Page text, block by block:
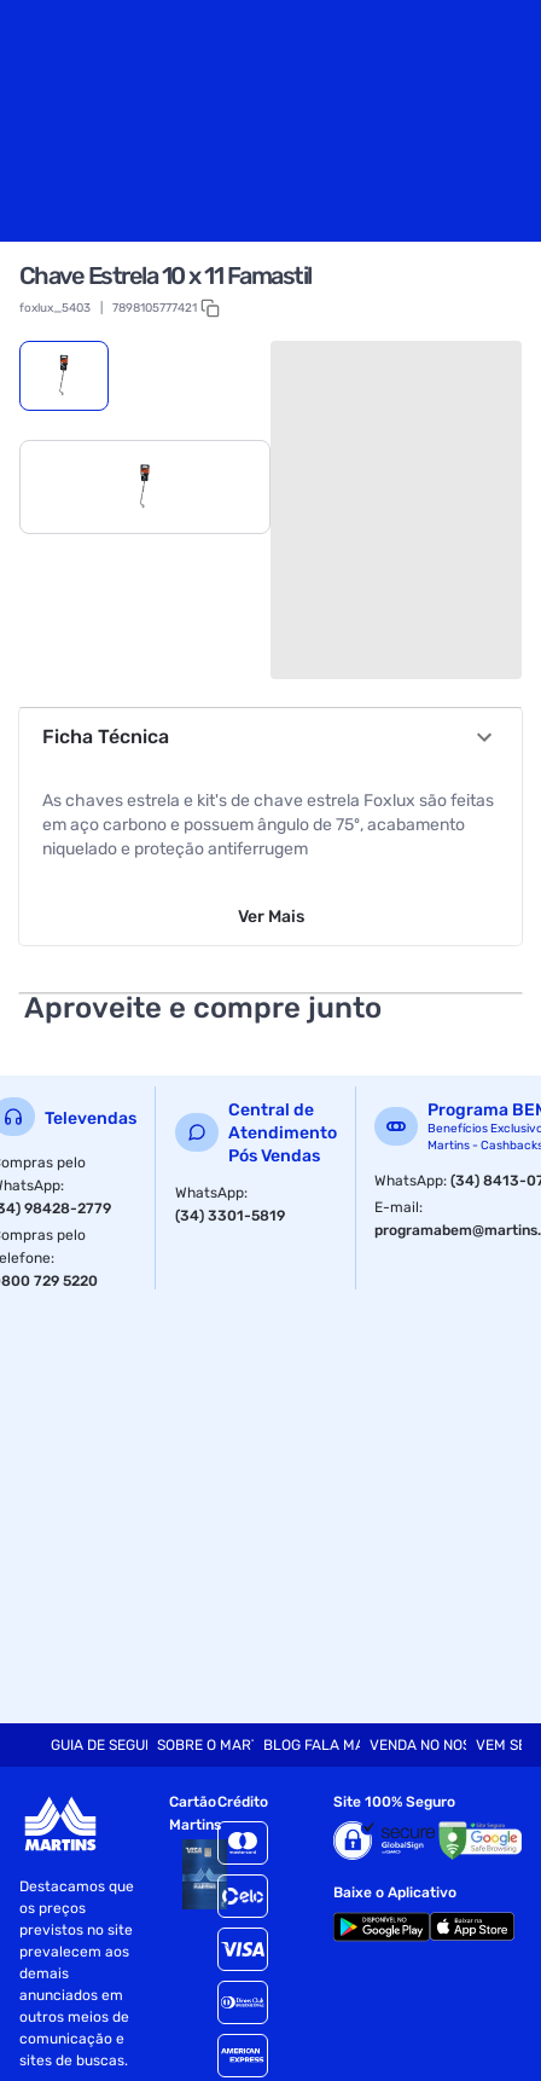
Chave Estrela 10 x 11 Famastil
foxlux_5403 7898105777421
Ficha Técnica
As chaves estrela e kit's de chave estrela Foxlux são feitas
em aço carbono e possuem ângulo de 75º, acabamento
niquelado e proteção antiferrugem
Ver Mais
Aproveite e compre junto
Televendas
pelo
:
98428-2779
pelo
:
729 5220
Central de
Atendimento
Pós Vendas
WhatsApp:
(34) 3301-5819
Programa
Benefícios
Martins -
WhatsApp:(34) 8413-
E-mail:
GUIA DE SEGURANÇASOBRE O MARTINSBLOG FALA MARTVENDA NO NOSSO SITE
VEM SER
Destacamos que
os preços
previstos no site
prevalecem aos
demais
anunciados em
outros meios de
comunicação e
sites de buscas.
Cartão
Martins
Crédito Site 100% Seguro
Baixe o Aplicativo